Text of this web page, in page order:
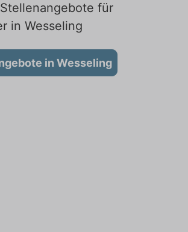
für
in Wesseling
in Wesseling